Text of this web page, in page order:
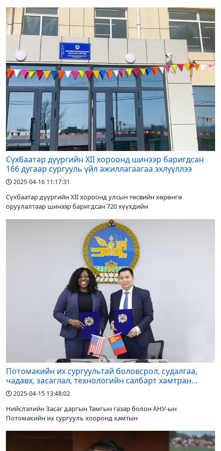
Сүхбаатар дүүргийн XII хороонд шинээр баригдсан
166 дугаар сургууль үйл ажиллагаагаа эхлүүллээ
2025-04-16 11:17:31
Сүхбаатар дүүргийн XII хороонд улсын төсвийн хөрөнгө
оруулалтаар шинээр баригдсан 720 хүүхдийн
Потомакийн их сургуультай боловсрол, судалгаа,
чадавх, засаглал, технологийн салбарт хамтран
ажиллана
2025-04-15 13:48:02
Нийслэлийн Засаг даргын Тамгын газар болон АНУ-ын
Потомакийн их сургууль хооронд хамтын